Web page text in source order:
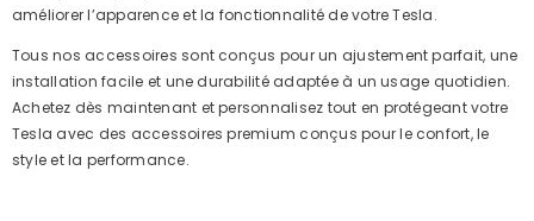
améliorer l’apparence et la fonctionnalité de votre Tesla.
Tous nos accessoires sont conçus pour un ajustement parfait, une
installation facile et une durabilité adaptée à un usage quotidien.
Achetez dès maintenant et personnalisez tout en protégeant votre
Tesla avec des accessoires premium conçus pour le confort, le
style et la performance.